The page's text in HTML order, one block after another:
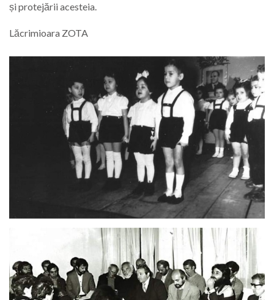
și protejării acesteia.
Lăcrimioara ZOTA